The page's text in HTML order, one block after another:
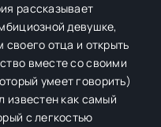
рассказывает
девушке,
отца и открыть
вместе со своими
умеет говорить)
известен как самый
с легкостью